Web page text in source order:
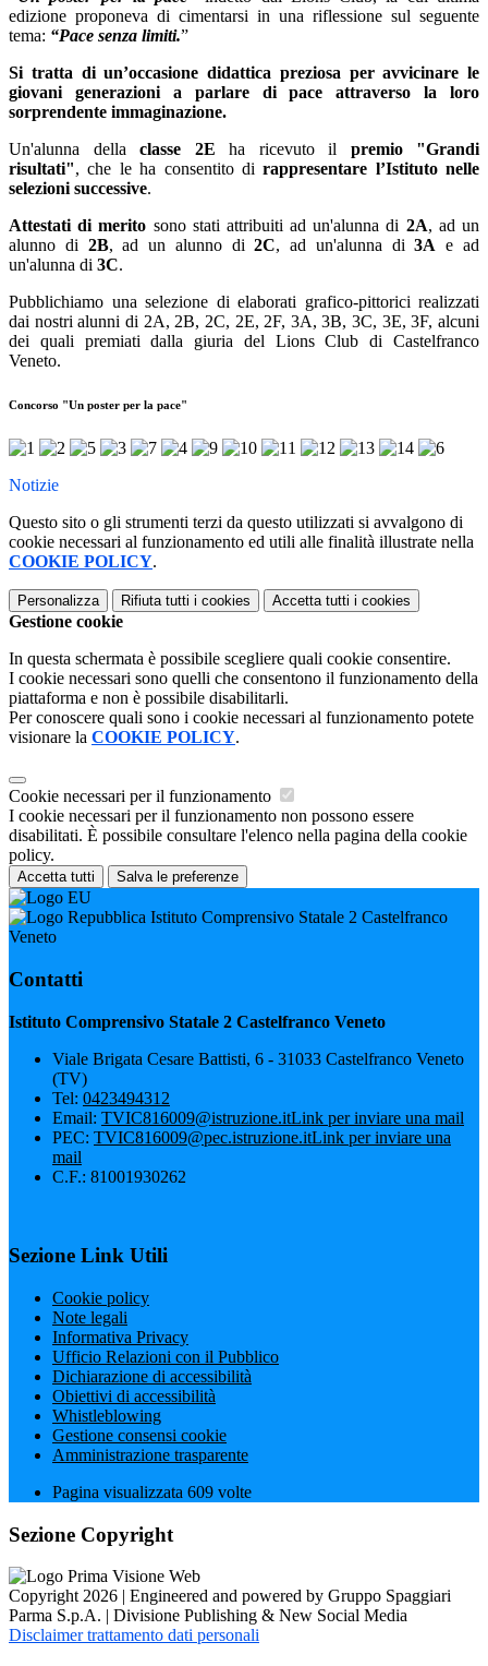
edizione proponeva di cimentarsi in una riflessione sul seguente
tema: “Pace senza limiti.”
Si tratta di un’occasione didattica preziosa per avvicinare le
giovani generazioni a parlare di pace attraverso la loro
sorprendente immaginazione.
Un'alunna della classe 2E ha ricevuto il premio "Grandi
risultati", che le ha consentito dirappresentare l’Istituto nelle
selezioni successive.
Attestati di merito sono stati attribuiti ad un'alunna di 2A, ad un
alunno di 2B, ad un alunno di2C, ad un'alunna di3A e ad
un'alunna di 3C.
Pubblichiamo una selezione di elaborati grafico-pittorici realizzati
dai nostri alunni di 2A, 2B, 2C, 2E, 2F, 3A, 3B, 3C, 3E, 3F, alcuni
dei quali premiati dalla giuria del Lions Club di Castelfranco
Veneto.
Concorso "Un poster per la pace"
Notizie
Questo sito o gli strumenti terzi da questo utilizzati si avvalgono di
cookie necessari al funzionamento ed utili alle finalità illustrate nella
COOKIE POLICY.
Personalizza Rifiuta tutti i cookies Accetta tutti i cookies
Gestione cookie
In questa schermata è possibile scegliere quali cookie consentire.
I cookie necessari sono quelli che consentono il funzionamento della
piattaforma e non è possibile disabilitarli.
Per conoscere quali sono i cookie necessari al funzionamento potete
visionare la COOKIE POLICY.
Cookie necessari per il funzionamento
I cookie necessari per il funzionamento non possono essere
disabilitati. È possibile consultare l'elenco nella pagina della cookie
policy.
Accetta tutti Salva le preferenze
Istituto Comprensivo Statale 2 Castelfranco
Veneto
Contatti
Istituto Comprensivo Statale 2 Castelfranco Veneto
Viale Brigata Cesare Battisti, 6 - 31033 Castelfranco Veneto
(TV)
Tel: 0423494312
Email: TVIC816009@istruzione.itLink per inviare una mail
PEC: TVIC816009@pec.istruzione.itLink per inviare una
mail
C.F.: 81001930262
Sezione Link Utili
Cookie policy
Note legali
Informativa Privacy
Ufficio Relazioni con il Pubblico
Dichiarazione di accessibilità
Obiettivi di accessibilità
Whistleblowing
Gestione consensi cookie
Amministrazione trasparente
Pagina visualizzata 609 volte
Sezione Copyright
Copyright 2026 | Engineered and powered by Gruppo Spaggiari
Parma S.p.A. | Divisione Publishing & New Social Media
Disclaimer trattamento dati personali